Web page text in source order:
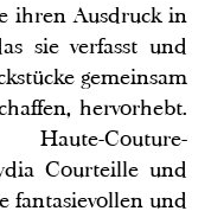
ihren Ausdruck in
sie verfasst und
gemeinsam
hervorhebt.
Couture-
Courteille und
fantasievollen und